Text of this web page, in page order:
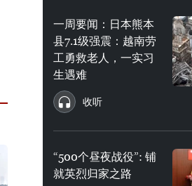
一周要闻：日本熊本
县7.1级强震：越南劳
工勇救老人，一实习
生遇难
收听
“500个昼夜战役”: 铺
就英烈归家之路